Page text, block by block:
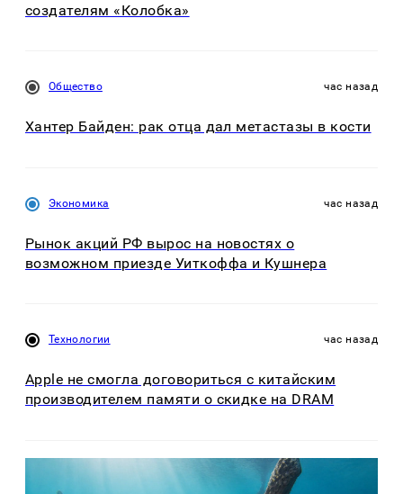
создателям «Колобка»
Общество час назад
Хантер Байден: рак отца дал метастазы в кости
Экономика час назад
Рынок акций РФ вырос на новостях о
возможном приезде Уиткоффа и Кушнера
Технологии час назад
Apple не смогла договориться с китайским
производителем памяти о скидке на DRAM